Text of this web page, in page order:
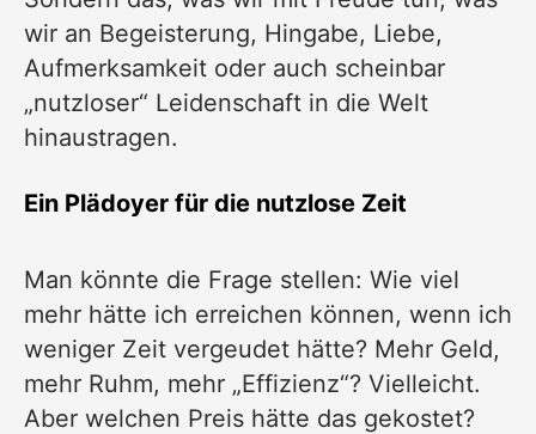
wir an Begeisterung, Hingabe, Liebe,
Aufmerksamkeit oder auch scheinbar
„nutzloser“ Leidenschaft in die Welt
hinaustragen.
Ein Plädoyer für die nutzlose Zeit
Man könnte die Frage stellen: Wie viel
mehr hätte ich erreichen können, wenn ich
weniger Zeit vergeudet hätte? Mehr Geld,
mehr Ruhm, mehr „Effizienz“? Vielleicht.
Aber welchen Preis hätte das gekostet?